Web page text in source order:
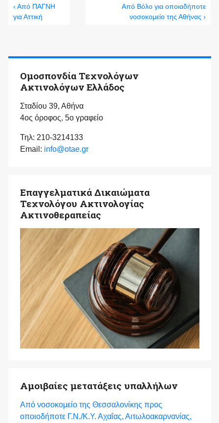
‹ Από ΠΑΓΝΗ
για Αττική
Από Βόλο για οποιαδήποτε
νοσοκομείο της Αθήνας ›
Ομοσπονδία Τεχνολόγων
Ακτινολόγων Ελλάδος
Σταδίου 39, Αθήνα
4ος όροφος, 5ο γραφείο
Τηλ: 210-3214133
Email: info@otae.gr
Επαγγελματικά Δικαιώματα
Τεχνολόγου Ακτινολογίας
Ακτινοθεραπείας
Αμοιβαίες μετατάξεις υπαλλήλων
Από νοσοκομείο της Θεσσαλονίκης προς
οποιοδήποτε Γ.Ν./Κ.Υ. Αχαΐας, Αιτωλοακαρνανίας,